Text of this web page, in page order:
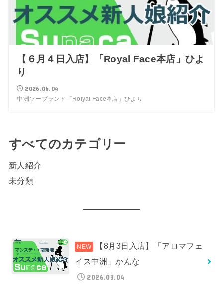
【６月４日入店】「Royal Face本店」ひよ
り
2026.06.04
中洲ソープランド「Rolyal Face本店」ひより
すべてのカテゴリー
新人紹介
未分類
【8月3日入店】「アロマフェ
イス中洲」かんな
2026.08.04